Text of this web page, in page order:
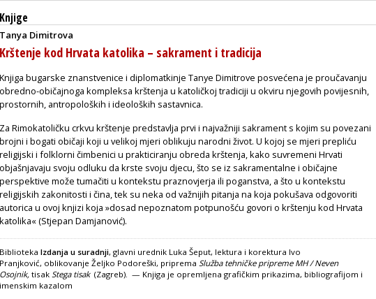
Knjige
Tanya Dimitrova
Krštenje kod Hrvata katolika – sakrament i tradicija
Knjiga bugarske znanstvenice i diplomatkinje Tanye Dimitrove posvećena je proučavanju
obredno-običajnoga kompleksa krštenja u katoličkoj tradiciji u okviru njegovih povijesnih,
prostornih, antropoloških i ideoloških sastavnica.
Za Rimokatoličku crkvu krštenje predstavlja prvi i najvažniji sakrament s kojim su povezani
brojni i bogati običaji koji u velikoj mjeri oblikuju narodni život. U kojoj se mjeri prepliću
religijski i folklorni čimbenici u prakticiranju obreda krštenja, kako suvremeni Hrvati
objašnjavaju svoju odluku da krste svoju djecu, što se iz sakramentalne i običajne
perspektive može tumačiti u kontekstu praznovjerja ili poganstva, a što u kontekstu
religijskih zakonitosti i čina, tek su neka od važnijih pitanja na koja pokušava odgovoriti
autorica u ovoj knjizi koja »dosad nepoznatom potpunošću govori o krštenju kod Hrvata
katolika« (Stjepan Damjanović).
Biblioteka Izdanja u suradnji, glavni urednik Luka Šeput, lektura i korektura Ivo
Pranjković, oblikovanje Željko Podoreški, priprema Služba tehničke pripreme MH / Neven
Osojnik, tisak Stega tisak(Zagreb). — Knjiga je opremljena grafičkim prikazima, bibliografijom i
imenskim kazalom